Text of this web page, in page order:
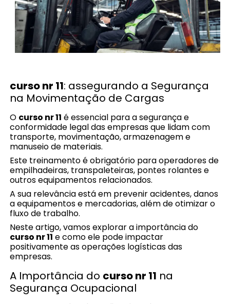
curso nr 11: assegurando a Segurança
na Movimentação de Cargas
O curso nr 11 é essencial para a segurança e
conformidade legal das empresas que lidam com
transporte, movimentação, armazenagem e
manuseio de materiais.
Este treinamento é obrigatório para operadores de
empilhadeiras, transpaleteiras, pontes rolantes e
outros equipamentos relacionados.
A sua relevância está em prevenir acidentes, danos
a equipamentos e mercadorias, além de otimizar o
fluxo de trabalho.
Neste artigo, vamos explorar a importância do
curso nr 11 e como ele pode impactar
positivamente as operações logísticas das
empresas.
A Importância do curso nr 11 na
Segurança Ocupacional